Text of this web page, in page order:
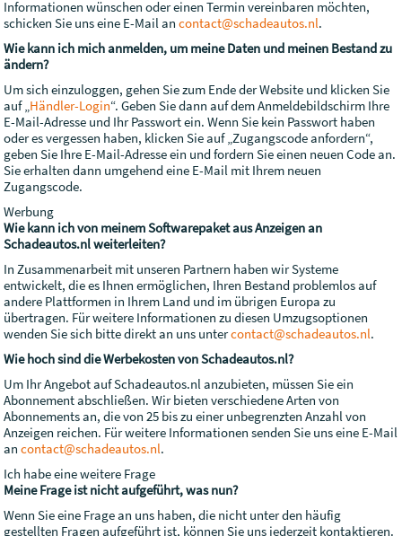
Informationen wünschen oder einen Termin vereinbaren möchten,
schicken Sie uns eine E-Mail ancontact@schadeautos.nl.
Wie kann ich mich anmelden, um meine Daten und meinen Bestand zu
ändern?
Um sich einzuloggen, gehen Sie zum Ende der Website und klicken Sie
auf „Händler-Login“. Geben Sie dann auf dem Anmeldebildschirm Ihre
E-Mail-Adresse und Ihr Passwort ein. Wenn Sie kein Passwort haben
oder es vergessen haben, klicken Sie auf „Zugangscode anfordern“,
geben Sie Ihre E-Mail-Adresse ein und fordern Sie einen neuen Code an.
Sie erhalten dann umgehend eine E-Mail mit Ihrem neuen
Zugangscode.
Werbung
Wie kann ich von meinem Softwarepaket aus Anzeigen an
Schadeautos.nl weiterleiten?
In Zusammenarbeit mit unseren Partnern haben wir Systeme
entwickelt, die es Ihnen ermöglichen, Ihren Bestand problemlos auf
andere Plattformen in Ihrem Land und im übrigen Europa zu
übertragen. Für weitere Informationen zu diesen Umzugsoptionen
wenden Sie sich bitte direkt an uns untercontact@schadeautos.nl.
Wie hoch sind die Werbekosten von Schadeautos.nl?
Um Ihr Angebot auf Schadeautos.nl anzubieten, müssen Sie ein
Abonnement abschließen. Wir bieten verschiedene Arten von
Abonnements an, die von 25 bis zu einer unbegrenzten Anzahl von
Anzeigen reichen. Für weitere Informationen senden Sie uns eine E-Mail
ancontact@schadeautos.nl.
Ich habe eine weitere Frage
Meine Frage ist nicht aufgeführt, was nun?
Wenn Sie eine Frage an uns haben, die nicht unter den häufig
gestellten Fragen aufgeführt ist, können Sie uns jederzeit kontaktieren.